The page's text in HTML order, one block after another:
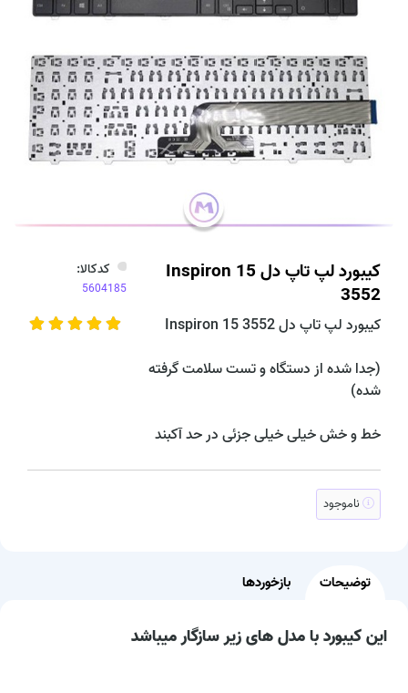
کیبورد لپ تاپ دل Inspiron 15
3552
کیبورد لپ تاپ دل Inspiron 15 3552
(جدا شده از دستگاه و تست سلامت گرفته
شده)
خط و خش خیلی خیلی جزئی در حد آکبند
کدکالا:
ناموجود
توضیحات بازخوردها
این کیبورد با مدل های زیر سازگار میباشد